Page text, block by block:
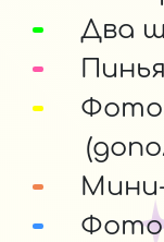
Два